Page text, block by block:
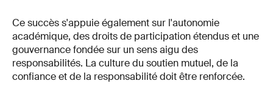
Ce succès s'appuie également sur l'autonomie
académique, des droits de participation étendus et une
gouvernance fondée sur un sens aigu des
responsabilités. La culture du soutien mutuel, de la
confiance et de la responsabilité doit être renforcée.